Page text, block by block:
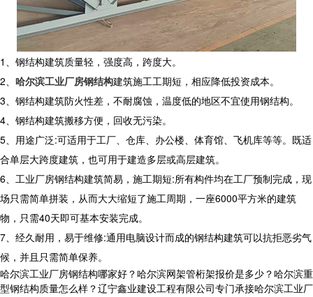
1、钢结构建筑质量轻，强度高，跨度大。
2、 哈尔滨工业厂房钢结构建筑施工工期短，相应降低投资成本。
3、钢结构建筑防火性差，不耐腐蚀，温度低的地区不宜使用钢结构。
4、钢结构建筑搬移方便，回收无污染。
5、用途广泛:可适用于工厂、仓库、办公楼、体育馆、飞机库等等。既适
合单层大跨度建筑，也可用于建造多层或高层建筑。
6、工业厂房钢结构建筑简易，施工期短:所有构件均在工厂预制完成，现
场只需简单拼装，从而大大缩短了施工周期，一座6000平方米的建筑
物，只需40天即可基本安装完成。
7、经久耐用，易于维修:通用电脑设计而成的钢结构建筑可以抗拒恶劣气
候，并且只需简单保养。
哈尔滨工业厂房钢结构哪家好？哈尔滨网架管桁架报价是多少？哈尔滨重
型钢结构质量怎么样？辽宁鑫业建设工程有限公司专门承接哈尔滨工业厂